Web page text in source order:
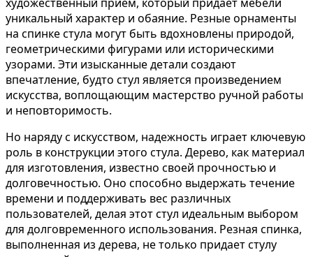
уникальный характер и обаяние. Резные орнаменты
на спинке стула могут быть вдохновлены природой,
геометрическими фигурами или историческими
узорами. Эти изысканные детали создают
впечатление, будто стул является произведением
искусства, воплощающим мастерство ручной работы
и неповторимость.
Но наряду с искусством, надежность играет ключевую
роль в конструкции этого стула. Дерево, как материал
для изготовления, известно своей прочностью и
долговечностью. Оно способно выдержать течение
времени и поддерживать вес различных
пользователей, делая этот стул идеальным выбором
для долговременного использования. Резная спинка,
выполненная из дерева, не только придает стулу